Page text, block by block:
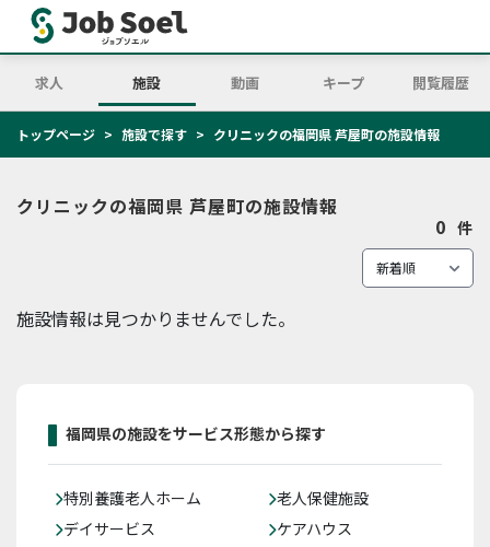
求人 施設 動画 キープ 閲覧履歴
トップページ 施設で探す クリニックの福岡県 芦屋町の施設情報
クリニックの福岡県 芦屋町の施設情報
0 件
施設情報は見つかりませんでした。
福岡県の施設をサービス形態から探す
特別養護老人ホーム
老人保健施設
デイサービス
ケアハウス